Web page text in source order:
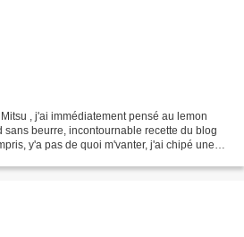
, j'ai immédiatement pensé au lemon
sans beurre, incontournable recette du blog
y'a pas de quoi m'vanter, j'ai chipé une